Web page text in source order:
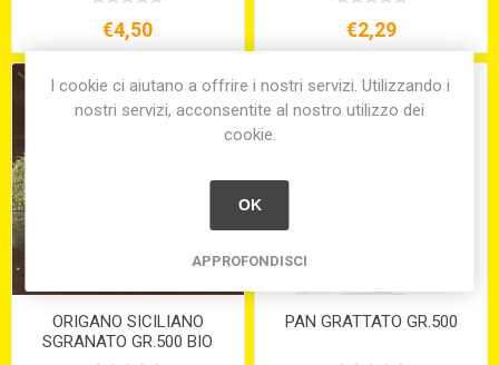
€4,50 €2,29
ORIGANO SICILIANO
SGRANATO GR.500 BIO
PAN GRATTATO GR.500
I cookie ci aiutano a offrire i nostri servizi. Utilizzando i
nostri servizi, acconsentite al nostro utilizzo dei
cookie.
OK
APPROFONDISCI